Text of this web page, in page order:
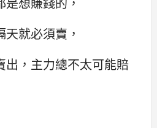
就必須賣，
出，主力總不太可能賠